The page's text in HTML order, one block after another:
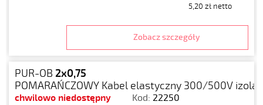
5,20 zł netto
Zobacz szczegóły
PUR-OB 2x0,75
POMARAŃCZOWY Kabel elastyczny 300/500V
chwilowo niedostępny Kod: 22250